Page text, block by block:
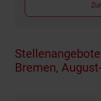
Bremen,